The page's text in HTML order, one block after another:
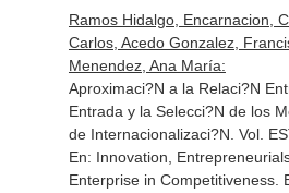
Ramos Hidalgo, Encarnacion,
Carlos, Acedo Gonzalez,
Menendez, Ana María:
Aproximaci?N a la Relaci?N
Entrada y la Selecci?N de los
de Internacionalizaci?N. Vol.
En: Innovation,
Enterprise in Competitiveness.